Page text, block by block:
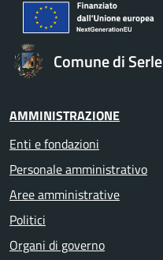
Comune di Serle
AMMINISTRAZIONE
Enti e fondazioni
Personale amministrativo
Aree amministrative
Politici
Organi di governo